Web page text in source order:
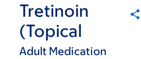
Tretinoin
(Topical
Adult Medication